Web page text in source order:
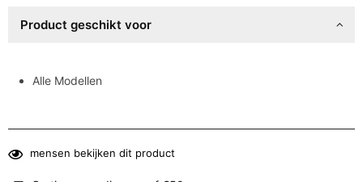
Product geschikt voor
Alle Modellen
mensen bekijken dit product